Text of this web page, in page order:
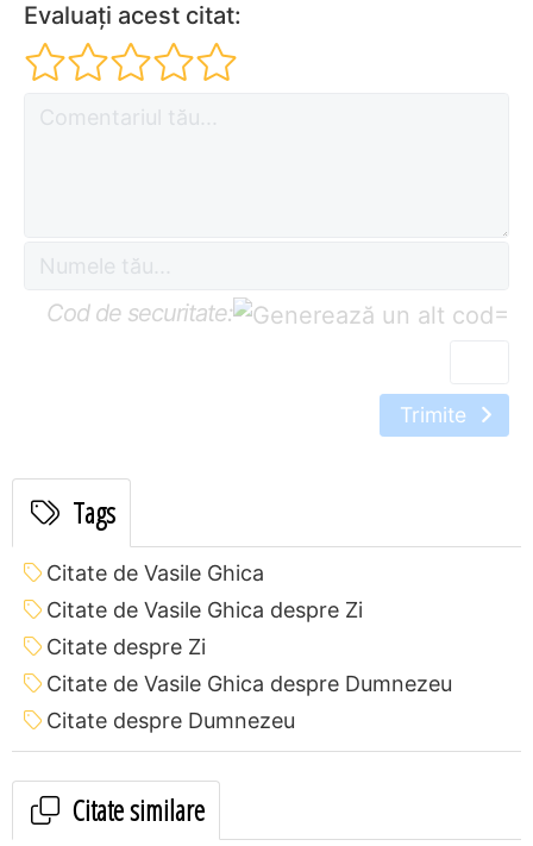
Evaluați acest citat:
Cod de securitate: =
Trimite
Tags
Citate de Vasile Ghica
Citate de Vasile Ghica despre Zi
Citate despre Zi
Citate de Vasile Ghica despre Dumnezeu
Citate despre Dumnezeu
Citate similare